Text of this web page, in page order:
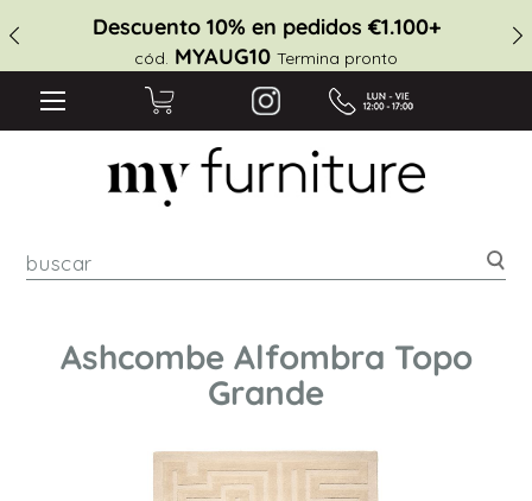
Descuento 10% en pedidos €1.100+
cód. MYAUG10 Termina pronto
Ashcombe Alfombra Topo
Grande